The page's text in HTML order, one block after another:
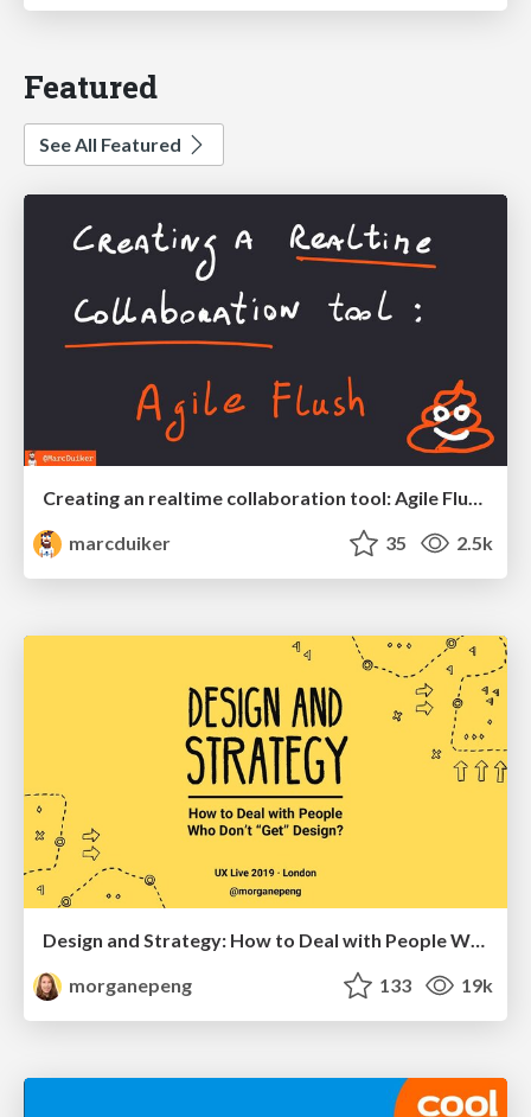
Featured
See All Featured
Creating an realtime collaboration tool: Agile Flush - .NET Oxford
marcduiker
35 2.5k
Design and Strategy: How to Deal with People Who Don’t "Get" Design
morganepeng
133 19k